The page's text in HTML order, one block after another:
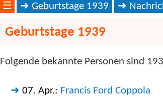
☰ Geburtstage 1939
Geburtstage 1939
Folgende bekannte Personen sind
07. Apr.: Francis Ford Coppola